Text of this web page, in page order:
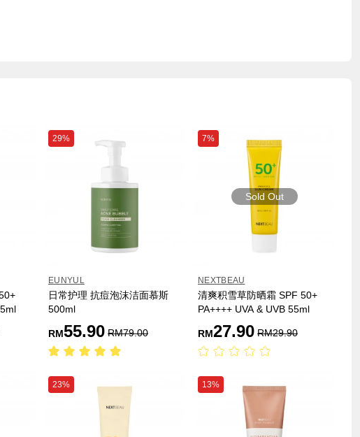
29%
EUNYUL
日常护理 抗痘泡沫洁面慕斯
500ml
RM55.90 RM79.00
7%
Sold Out
NEXTBEAU
清爽积雪草防晒霜 SPF 50+
PA++++ UVA & UVB 55ml
RM27.90 RM29.90
23% 13%